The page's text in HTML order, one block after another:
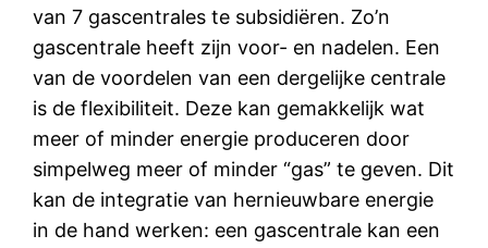
van 7 gascentrales te subsidiëren. Zo’n
gascentrale heeft zijn voor- en nadelen. Een
van de voordelen van een dergelijke centrale
is de flexibiliteit. Deze kan gemakkelijk wat
meer of minder energie produceren door
simpelweg meer of minder “gas” te geven. Dit
kan de integratie van hernieuwbare energie
in de hand werken: een gascentrale kan een